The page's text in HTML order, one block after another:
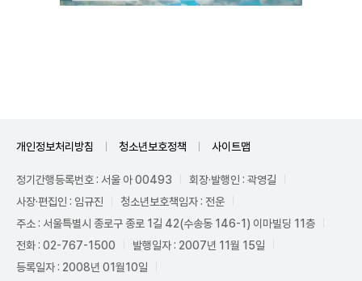
개인정보처리방침 청소년보호정책 사이트맵
정기간행등록번호 : 서울 아 00493
회장·발행인 : 곽영길
사장·편집인 : 임규진
청소년보호책임자 : 전운
주소 : 서울특별시 종로구 종로 1길 42(수송동 146-1) 이마빌딩 11층
전화 : 02-767-1500
발행일자 : 2007년 11월 15일
등록일자 : 2008년 01월10일